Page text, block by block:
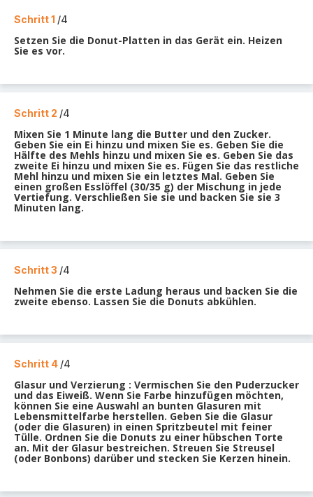
Schritt 1 /4
Setzen Sie die Donut-Platten in das Gerät ein. Heizen
Sie es vor.
Schritt 2 /4
Mixen Sie 1 Minute lang die Butter und den Zucker.
Geben Sie ein Ei hinzu und mixen Sie es. Geben Sie die
Hälfte des Mehls hinzu und mixen Sie es. Geben Sie das
zweite Ei hinzu und mixen Sie es. Fügen Sie das restliche
Mehl hinzu und mixen Sie ein letztes Mal. Geben Sie
einen großen Esslöffel (30/35 g) der Mischung in jede
Vertiefung. Verschließen Sie sie und backen Sie sie 3
Minuten lang.
Schritt 3 /4
Nehmen Sie die erste Ladung heraus und backen Sie die
zweite ebenso. Lassen Sie die Donuts abkühlen.
Schritt 4 /4
Glasur und Verzierung : Vermischen Sie den Puderzucker
und das Eiweiß. Wenn Sie Farbe hinzufügen möchten,
können Sie eine Auswahl an bunten Glasuren mit
Lebensmittelfarbe herstellen. Geben Sie die Glasur
(oder die Glasuren) in einen Spritzbeutel mit feiner
Tülle. Ordnen Sie die Donuts zu einer hübschen Torte
an. Mit der Glasur bestreichen. Streuen Sie Streusel
(oder Bonbons) darüber und stecken Sie Kerzen hinein.